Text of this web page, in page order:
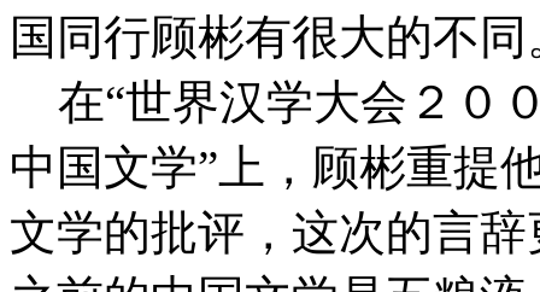
国同行顾彬有很大的不同
在“世界汉学大会２０
中国文学”上，顾彬重提
文学的批评，这次的言